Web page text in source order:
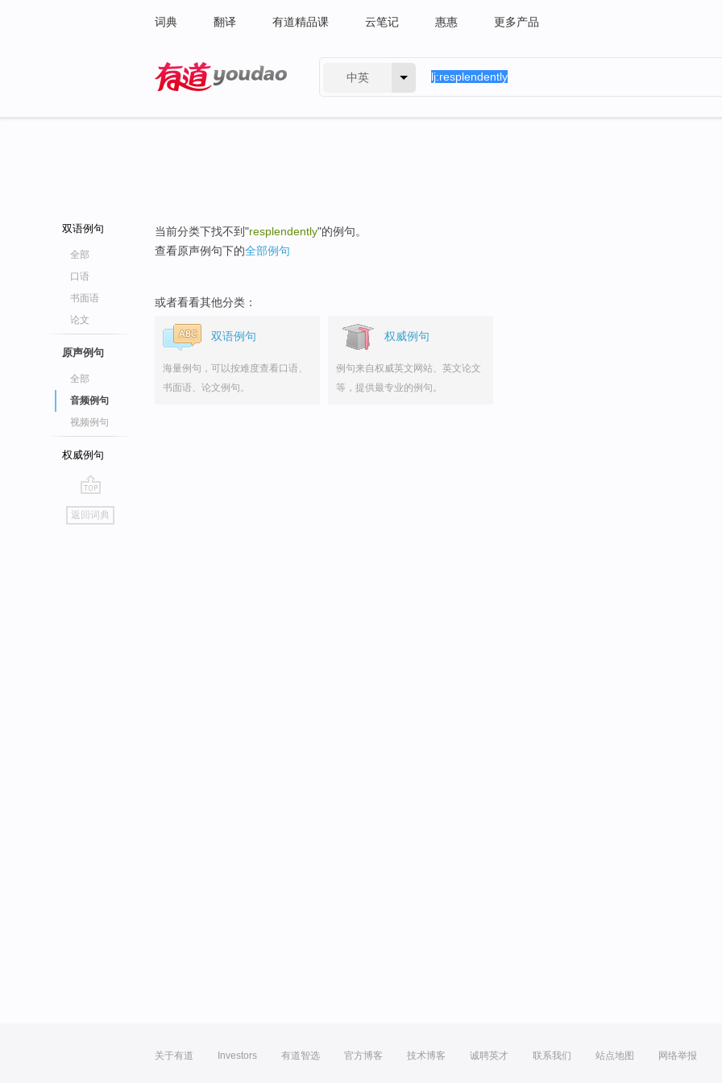
词典 翻译 有道精品课 云笔记 惠惠 更多产品
中英
双语例句
全部
口语
书面语
论文
原声例句
全部
音频例句
视频例句
权威例句
go
top
返回词典
当前分类下找不到"resplendently"的例句。
查看原声例句下的全部例句
或者看看其他分类：
双语例句
海量例句，可以按难度查看口语、
书面语、论文例句。
权威例句
例句来自权威英文网站、英文论文
等，提供最专业的例句。
关于有道 Investors 有道智选 官方博客 技术博客 诚聘英才 联系我们 站点地图 网络举报